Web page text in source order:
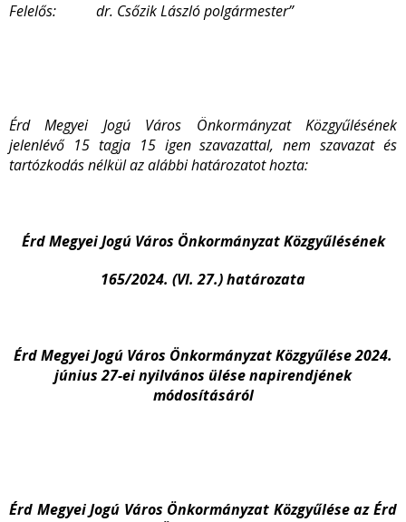
Felelős: dr. Csőzik László polgármester”
Érd Megyei Jogú Város Önkormányzat Közgyűlésének
jelenlévő 15 tagja 15 igen szavazattal, nem szavazat és
tartózkodás nélkül az alábbi határozatot hozta:
Érd Megyei Jogú Város Önkormányzat Közgyűlésének
165/2024. (VI. 27.) határozata
Érd Megyei Jogú Város Önkormányzat Közgyűlése 2024.
június 27-ei nyilvános ülése napirendjének
módosításáról
Érd Megyei Jogú Város Önkormányzat Közgyűlése az Érd